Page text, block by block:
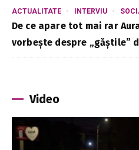
ACTUALITATE INTERVIU
De ce apare tot mai rar
vorbește despre „găștile”
Video